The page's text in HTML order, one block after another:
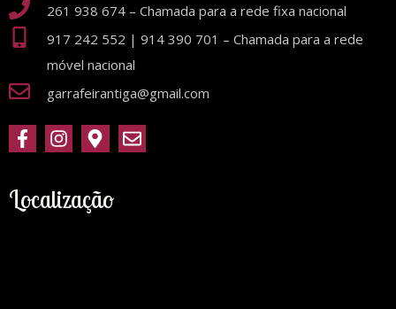
261 938 674 – Chamada para a rede fixa nacional
917 242 552 | 914 390 701 – Chamada para a rede
móvel nacional
garrafeirantiga@gmail.com
Localização